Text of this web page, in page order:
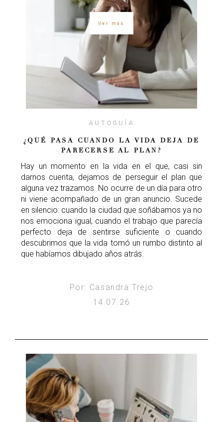
Ver más
AUTOGUÍA
¿QUÉ PASA CUANDO LA VIDA DEJA DE
PARECERSE AL PLAN?
Hay un momento en la vida en el que, casi sin
darnos cuenta, dejamos de perseguir el plan que
alguna vez trazamos. No ocurre de un día para otro
ni viene acompañado de un gran anuncio. Sucede
en silencio: cuando la ciudad que soñábamos ya no
nos emociona igual, cuando el trabajo que parecía
perfecto deja de sentirse suficiente o cuando
descubrimos que la vida tomó un rumbo distinto al
que habíamos dibujado años atrás.
Por: Casandra Trejo
14.07.26